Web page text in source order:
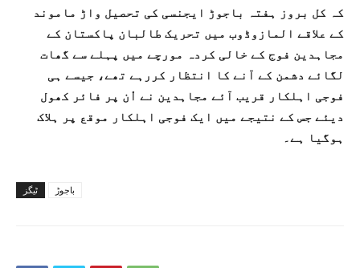
کہ کل بروز ہفتہ باجوڑ ایجنسی کی تحصیل واڑ ماموند
کے علاقے المازوڈوب میں تحریک طالبان پاکستان کے
مجاہدین فوج کے خالی کردہ مورچے میں پہلے سے گھات
لگائے دشمن کے آنے کا انتظار کررہے تھے، جیسے ہی
فوجی اہلکار قریب آئے مجاہدین نے اْن پر فائر کھول
دیئے جس کے نتیجے میں ایک فوجی اہلکار موقع پر ہلاک
ہوگیا ہے۔
ٹیگز باجوڑ